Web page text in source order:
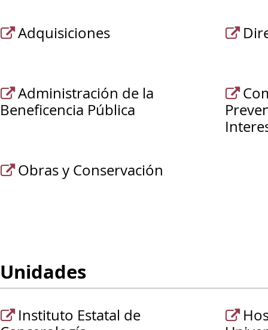
Adquisiciones
Administración de la
Beneficencia Pública
Obras y Conservación
Unidades
Instituto Estatal de